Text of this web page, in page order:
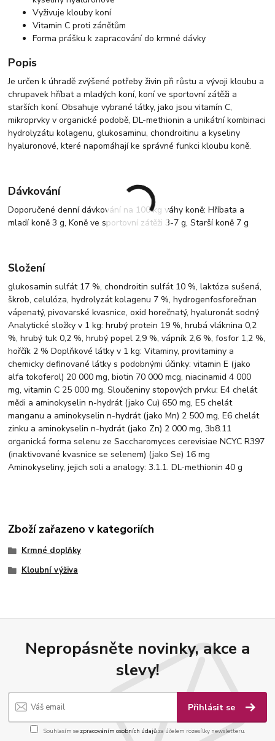
Vyživuje klouby koní
Vitamin C proti zánětům
Forma prášku k zapracování do krmné dávky
Popis
Je určen k úhradě zvýšené potřeby živin při růstu a vývoji kloubu a
chrupavek hříbat a mladých koní, koní ve sportovní zátěži a
starších koní. Obsahuje vybrané látky, jako jsou vitamín C,
mikroprvky v organické podobě, DL-methionin a unikátní kombinaci
hydrolyzátu kolagenu, glukosaminu, chondroitinu a kyseliny
hyaluronové, které napomáhají ke správné funkci kloubu koně.
Dávkování
Doporučené denní dávkování na 100 kg váhy koně: Hříbata a
mladí koně 3 g, Koně ve sportovní zátěži 3-7 g, Starší koně 7 g
Složení
glukosamin sulfát 17 %, chondroitin sulfát 10 %, laktóza sušená,
škrob, celulóza, hydrolyzát kolagenu 7 %, hydrogenfosforečnan
vápenatý, pivovarské kvasnice, oxid horečnatý, hyaluronát sodný
Analytické složky v 1 kg: hrubý protein 19 %, hrubá vláknina 0,2
%, hrubý tuk 0,2 %, hrubý popel 2,9 %, vápník 2,6 %, fosfor 1,2 %,
hořčík 2 % Doplňkové látky v 1 kg: Vitaminy, provitaminy a
chemicky definované látky s podobnými účinky: vitamin E (jako
alfa tokoferol) 20 000 mg, biotin 70 000 mcg, niacinamid 4 000
mg, vitamin C 25 000 mg. Sloučeniny stopových prvku: E4 chelát
mědi a aminokyselin n-hydrát (jako Cu) 650 mg, E5 chelát
manganu a aminokyselin n-hydrát (jako Mn) 2 500 mg, E6 chelát
zinku a aminokyselin n-hydrát (jako Zn) 2 000 mg, 3b8.11
organická forma selenu ze Saccharomyces cerevisiae NCYC R397
(inaktivované kvasnice se selenem) (jako Se) 16 mg
Aminokyseliny, jejich soli a analogy: 3.1.1. DL-methionin 40 g
Zboží zařazeno v kategoriích
Krmné doplňky
Kloubní výživa
Nepropásněte novinky, akce a
slevy!
Přihlásit se
Souhlasím se zpracováním osobních údajůza účelem rozesílky newsletteru.